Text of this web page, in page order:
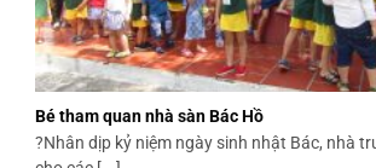
Bé tham quan nhà sàn Bác Hồ
?Nhân dịp kỷ niệm ngày sinh nhật Bác, nhà